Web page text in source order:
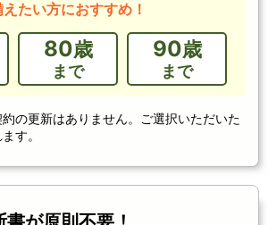
えたい方におすすめ！
80歳
まで
90歳
まで
の更新はありません。ご選択いただいた
す。